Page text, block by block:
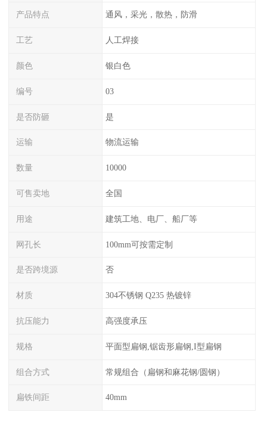
产品特点 通风，采光，散热，防滑
工艺 人工焊接
颜色 银白色
编号 03
是否防砸 是
运输 物流运输
数量 10000
可售卖地 全国
用途 建筑工地、电厂、船厂等
网孔长 100mm可按需定制
是否跨境源 否
材质 304不锈钢 Q235 热镀锌
抗压能力 高强度承压
规格 平面型扁钢,锯齿形扁钢,I型扁钢
组合方式 常规组合（扁钢和麻花钢/圆钢）
扁铁间距 40mm